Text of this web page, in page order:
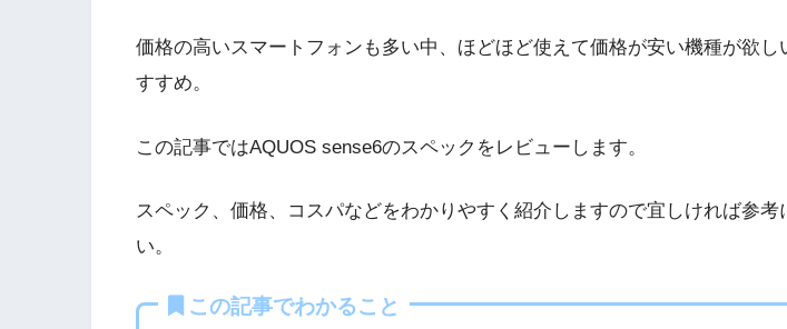
価格の高いスマートフォンも多い中、ほどほど使えて価格が安い機種が欲し
すすめ。
この記事ではAQUOS sense6のスペックをレビューします。
スペック、価格、コスパなどをわかりやすく紹介しますので宜しければ参考
い。
この記事でわかること